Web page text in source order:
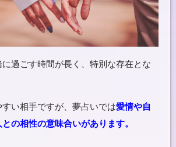
過ごす時間が長く、特別な存在とな
い相手ですが、夢占いでは愛情や自
の相性の意味合いがあります。